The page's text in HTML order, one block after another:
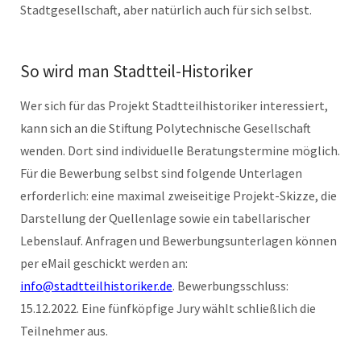
Stadtgesellschaft, aber natürlich auch für sich selbst.
So wird man Stadtteil-Historiker
Wer sich für das Projekt Stadtteilhistoriker interessiert,
kann sich an die Stiftung Polytechnische Gesellschaft
wenden. Dort sind individuelle Beratungstermine möglich.
Für die Bewerbung selbst sind folgende Unterlagen
erforderlich: eine maximal zweiseitige Projekt-Skizze, die
Darstellung der Quellenlage sowie ein tabellarischer
Lebenslauf. Anfragen und Bewerbungsunterlagen können
per eMail geschickt werden an:
info@stadtteilhistoriker.de. Bewerbungsschluss:
15.12.2022. Eine fünfköpfige Jury wählt schließlich die
Teilnehmer aus.